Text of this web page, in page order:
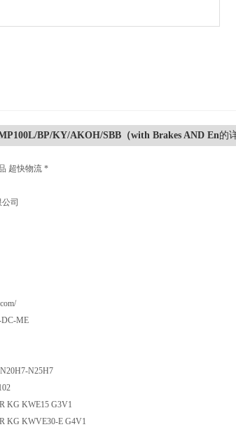
BP/KY/AKOH/SBB（with Brakes AND En的
超快物流 *
司
DC-ME
N25H7
KG KWE15 G3V1
KG KWVE30-E G4V1